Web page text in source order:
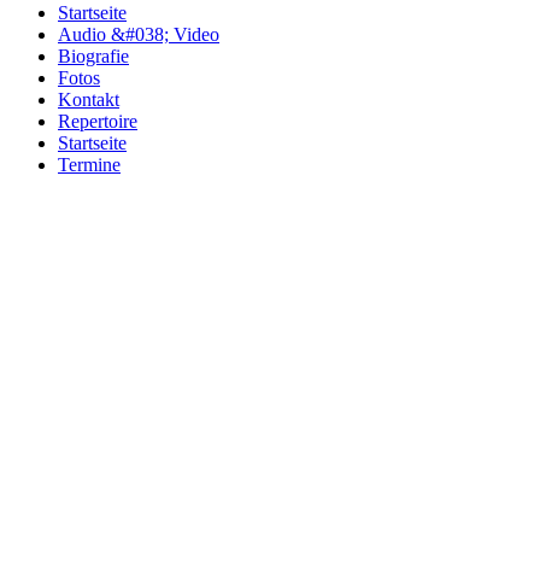
Startseite
Audio &#038; Video
Biografie
Fotos
Kontakt
Repertoire
Startseite
Termine